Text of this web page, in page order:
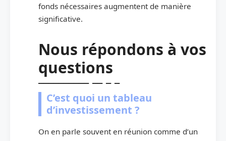
fonds nécessaires augmentent de manière
significative.
Nous répondons à vos
questions
C’est quoi un tableau
d’investissement ?
On en parle souvent en réunion comme d’un